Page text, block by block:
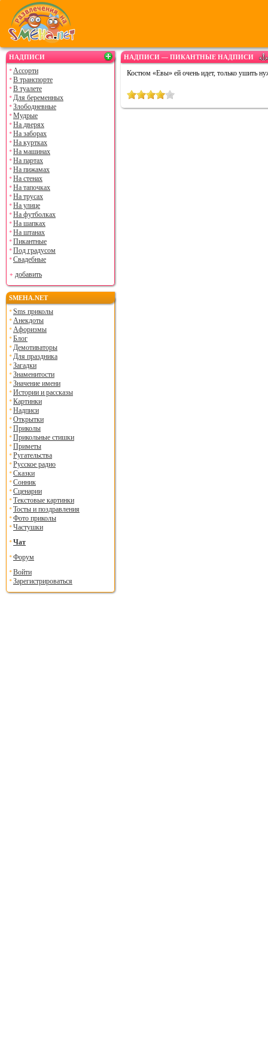
НАДПИСИ
Ассорти
В транспорте
В туалете
Для беременных
Злободневные
Мудрые
На дверях
На заборах
На куртках
На машинах
На партах
На пижамах
На стенах
На тапочках
На трусах
На улице
На футболках
На шапках
На штанах
Пикантные
Под градусом
Свадебные
добавить
SMEHA.NET
Sms приколы
Анекдоты
Афоризмы
Блог
Демотиваторы
Для праздника
Загадки
Знаменитости
Значение имени
Истории и рассказы
Картинки
Надписи
Открытки
Приколы
Прикольные стишки
Приметы
Ругательства
Русское радио
Сказки
Сонник
Сценарии
Текстовые картинки
Тосты и поздравления
Фото приколы
Частушки
Чат
Форум
Войти
Зарегистрироваться
НАДПИСИ — ПИКАНТНЫЕ НАДПИСИ
Костюм «Евы» ей очень идет, только ушить